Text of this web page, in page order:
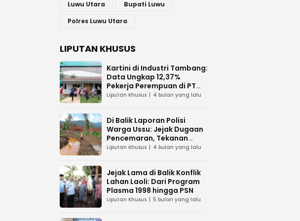
Luwu Utara
Bupati Luwu
Polres Luwu Utara
LIPUTAN KHUSUS
Kartini di Industri Tambang:
Data Ungkap 12,37%
Pekerja Perempuan di PT
Vale Indonesia
Liputan Khusus 4 bulan yang lalu
Di Balik Laporan Polisi
Warga Ussu: Jejak Dugaan
Pencemaran, Tekanan
Hukum, dan Desakan
Liputan Khusus 4 bulan yang lalu
Jejak Lama di Balik Konflik
Lahan Laoli: Dari Program
Plasma 1998 hingga PSN
Liputan Khusus 5 bulan yang lalu